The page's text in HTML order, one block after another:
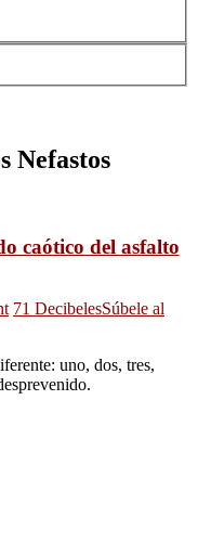
Nefastos
caótico del asfalto
71 DecibelesSúbele al
uno, dos, tres,